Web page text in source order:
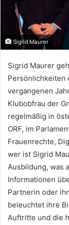
Sigrid Maurer
Sigrid Maurer
Persönlichkeiten
vergangenen
Klubobfrau der
regelmäßig in
ORF, im
Frauenrechte,
wer ist Sigrid
Ausbildung, was
Informationen
Partnerin oder
beleuchtet ihre
Auftritte und die